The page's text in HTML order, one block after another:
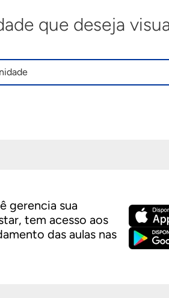
que deseja
gerencia sua
tem acesso aos
das aulas nas